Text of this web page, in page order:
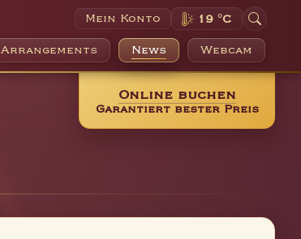
Arrangements News Webcam
Mein Konto 19 °C
Online buchen
Garantiert bester Preis